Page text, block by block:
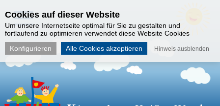
Cookies auf dieser Website
Um unsere Internetseite optimal für Sie zu gestalten und
fortlaufend zu optimieren verwendet diese Website Cookies
Konfigurieren
Alle Cookies akzeptieren Hinweis ausblenden